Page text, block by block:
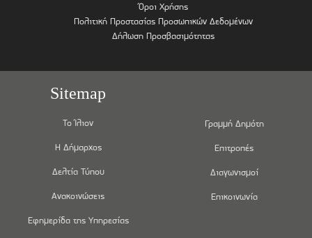
Όροι Χρήσης
Πολιτική Προστασίας Προσωπικών Δεδομένων
Δήλωση Προσβασιμότητας
Sitemap
Το Ίλιον
Η Δήμαρχος
Δελτία Τύπου
Ανακοινώσεις
Εφημερίδα της Υπηρεσίας
Γραμμή Δημότη
Επιτροπές
Διαγωνισμοί
Επικοινωνία